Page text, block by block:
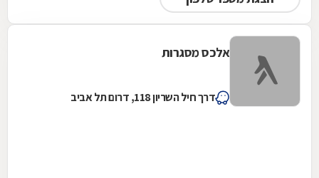
אלכס מסגרות
דרך חיל השריון 118, דרום תל אביב